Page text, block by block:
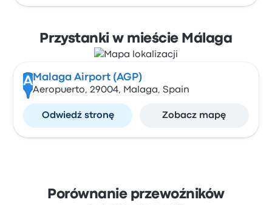
Przystanki w mieście Málaga
A Malaga Airport (AGP)
Aeropuerto, 29004, Malaga, Spain
Odwiedź stronę Zobacz mapę
Porównanie przewoźników